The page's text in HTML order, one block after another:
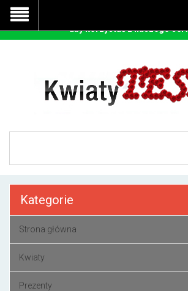
Kategorie
Strona główna
Kwiaty
Prezenty
Nasza strona korzysta z cookies - czyli
prawidłowego działania. Zaakceptuj
aby korzystać z naszego